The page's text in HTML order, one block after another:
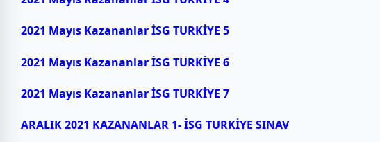
2021 Mayıs Kazananlar İSG TURKİYE 5
2021 Mayıs Kazananlar İSG TURKİYE 6
2021 Mayıs Kazananlar İSG TURKİYE 7
ARALIK 2021 KAZANANLAR 1- İSG TURKİYE SINAV